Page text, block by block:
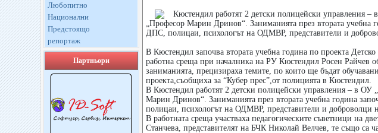
Любопитно
Национални
Предстоящо
репортаж
Партньори
Кюстендил работят 2 детски полицейски
„Професор Марин Дринов“. Заниманията през втората учебна
ДПС, полицаи, психологът на ОДМВР, представители и
В Кюстендил започва втората учебна година по проекта
работна среща при началника на РУ Кюстендил Росен Райчев
заниманията, прецизираха темите, по които ще бъдат
проекта,съобщиха за “Кубер прес”,от полицията в Кюстендил.
В Кюстендил работят 2 детски полицейски управления – в
Марин Дринов“. Заниманията през втората учебна година
полицаи, психологът на ОДМВР, представители и доброволци
В работната среща участваха педагогическите съветници на
Станчева, представителят на БЧК Николай Велчев, те също са